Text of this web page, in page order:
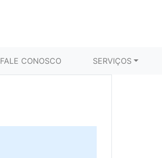
FALE CONOSCO SERVIÇOS